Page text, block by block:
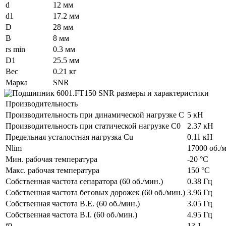
d
12 мм
d1
17.2 мм
D
28 мм
B
8 мм
rs min
0.3 мм
D1
25.5 мм
Вес
0.21 кг
Марка
SNR
Производительность
Производительность при динамической нагрузке C 5 кН
Производительность при статической нагрузке C0
2.37 кН
Предельная усталостная нагрузка Cu
0.11 кН
Nlim
17000 об./
Мин. рабочая температура
-20 °C
Макс. рабочая температура
150 °C
Собственная частота сепаратора (60 об./мин.)
0.38 Гц
Собственная частота беговых дорожек (60 об./мин.) 3.96 Гц
Собственная частота B.E. (60 об./мин.)
3.05 Гц
Собственная частота B.I. (60 об./мин.)
4.95 Гц